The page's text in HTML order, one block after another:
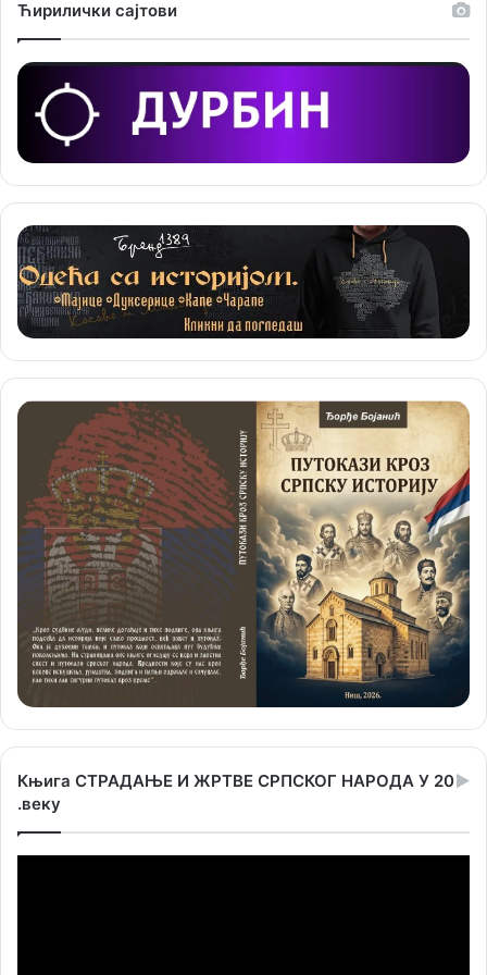
Ћирилички сајтови
Књига СТРАДАЊЕ И ЖРТВЕ СРПСКОГ НАРОДА У 20
.веку